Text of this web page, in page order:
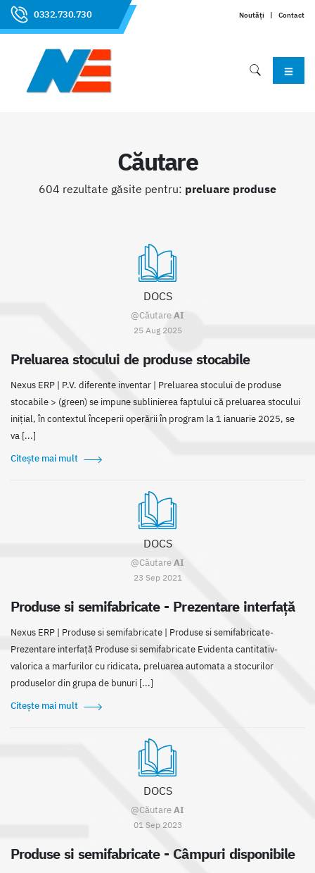
0332.730.730 Noutăți | Contact
Căutare
604 rezultate găsite pentru: preluare produse
DOCS
@CăutareAI
25 Aug 2025
Preluarea stocului de produse stocabile
Nexus ERP | P.V. diferente inventar | Preluarea stocului de produse
stocabile > (green) se impune sublinierea faptului că preluarea stocului
inițial, în contextul începerii operării în program la 1 ianuarie 2025, se
va [...]
Citește mai mult
DOCS
@CăutareAI
23 Sep 2021
Produse si semifabricate - Prezentare interfață
Nexus ERP | Produse si semifabricate | Produse si semifabricate-
Prezentare interfață Produse si semifabricate Evidenta cantitativ-
valorica a marfurilor cu ridicata, preluarea automata a stocurilor
produselor din grupa de bunuri [...]
Citește mai mult
DOCS
@CăutareAI
01 Sep 2023
Produse si semifabricate - Câmpuri disponibile